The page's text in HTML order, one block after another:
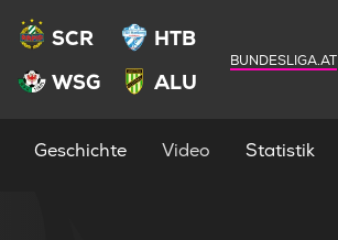
SCR
HTB
WSG ALU
BUNDESLIGA.AT
Geschichte Video Statistik